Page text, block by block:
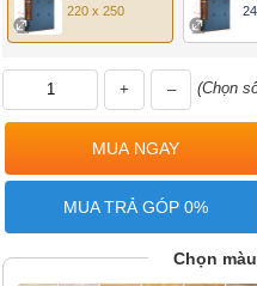
220 x 250
+ – (Chọn
MUA TRẢ GÓP 0%
Chọn